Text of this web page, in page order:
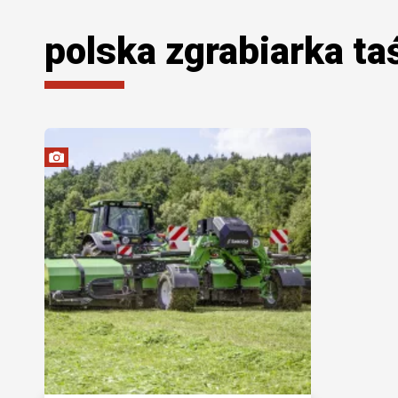
polska zgrabiarka